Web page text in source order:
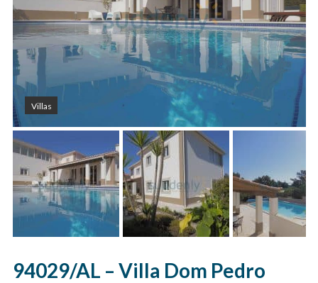
Villas
94029/AL – Villa Dom Pedro